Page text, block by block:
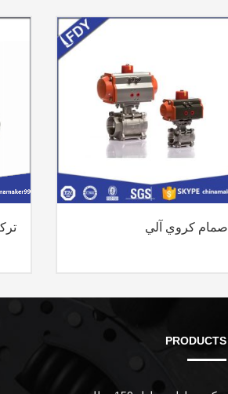
صمام كروي آلي
PRODUCTS